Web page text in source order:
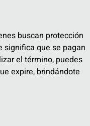
buscan protección
significa que se pagan
el término, puedes
expire, brindándote